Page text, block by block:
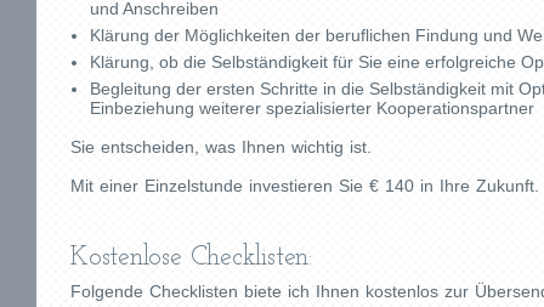
und Anschreiben
Klärung der Möglichkeiten der beruflichen Findung und
Klärung, ob die Selbständigkeit für Sie eine erfolgreiche
Begleitung der ersten Schritte in die Selbständigkeit mit
Einbeziehung weiterer spezialisierter Kooperationspartner
Sie entscheiden, was Ihnen wichtig ist.
Mit einer Einzelstunde investieren Sie € 140 in Ihre Zukunft.
Kostenlose Checklisten:
Folgende Checklisten biete ich Ihnen kostenlos zur